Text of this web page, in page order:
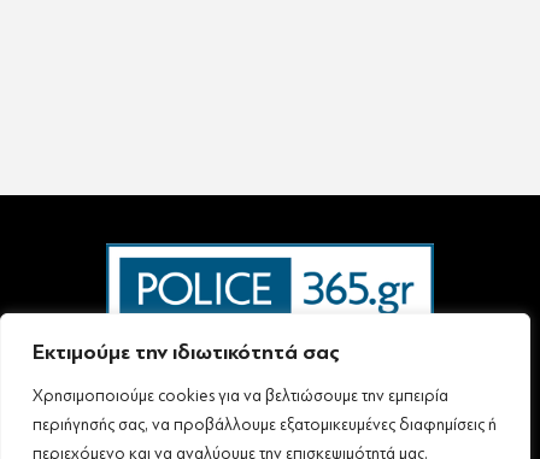
Εκτιμούμε την ιδιωτικότητά σας
Χρησιμοποιούμε cookies για να βελτιώσουμε την εμπειρία
περιήγησής σας, να προβάλλουμε εξατομικευμένες διαφημίσεις ή
περιεχόμενο και να αναλύουμε την επισκεψιμότητά μας.
Ταυτότητα – Επικοινωνία
Όροι Χρήσης
Πολιτική Απορρήτου & Προστασίας Προσωπικών Δεδομένων
Δήλωση συμμόρφωσης με τη σύσταση (ΕΕ) 2018/334 L63